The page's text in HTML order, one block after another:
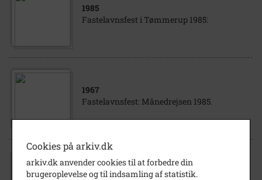
1985
Fastelavnsfest i Tømmerup 1985:
1967
Fastelavnsfest: Månedrejsen 1985.
1967
Cookies på arkiv.dk
arkiv.dk anvender cookies til at forbedre din
brugeroplevelse og til indsamling af statistik.